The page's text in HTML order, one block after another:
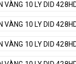
VÀNG 10 LY DID
VÀNG 10 LY DID
VÀNG 10 LY DID